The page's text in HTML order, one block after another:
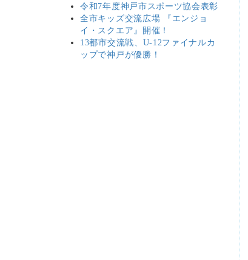
令和7年度神戸市スポーツ協会表彰
全市キッズ交流広場 『エンジョ
イ・スクエア』開催！
13都市交流戦、U-12ファイナルカ
ップで神戸が優勝！